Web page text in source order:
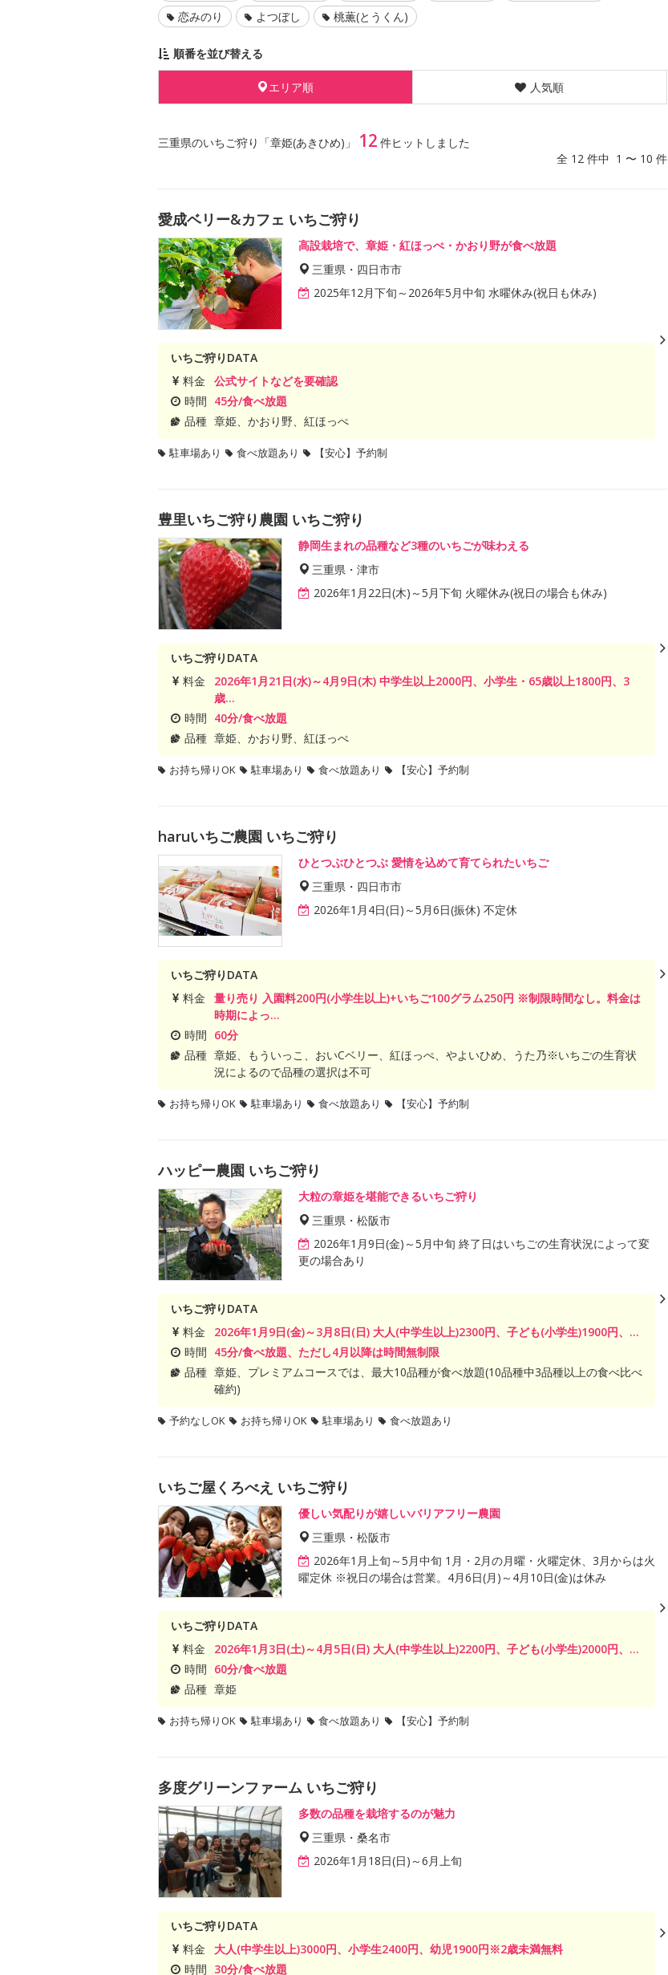
恋みのり
よつぼし 桃薫(とうくん)
順番を並び替える
エリア順 人気順
三重県のいちご狩り「章姫(あきひめ)」 12 件ヒットしました
全 12 件中 1 〜 10 件
愛成ベリー&カフェ いちご狩り
高設栽培で、章姫・紅ほっぺ・かおり野が食べ放題
三重県・四日市市
2025年12月下旬～2026年5月中旬 水曜休み(祝日も休み)
いちご狩りDATA
料金
公式サイトなどを要確認
時間 45分/食べ放題
品種 章姫、かおり野、紅ほっぺ
駐車場あり 食べ放題あり 【安心】予約制
豊里いちご狩り農園 いちご狩り
静岡生まれの品種など3種のいちごが味わえる
三重県・津市
2026年1月22日(木)～5月下旬 火曜休み(祝日の場合も休み)
いちご狩りDATA
料金
2026年1月21日(水)～4月9日(木) 中学生以上2000円、小学生・65歳以上1800円、3
歳...
時間 40分/食べ放題
品種 章姫、かおり野、紅ほっぺ
お持ち帰りOK 駐車場あり 食べ放題あり 【安心】予約制
haruいちご農園 いちご狩り
ひとつぶひとつぶ 愛情を込めて育てられたいちご
三重県・四日市市
2026年1月4日(日)～5月6日(振休) 不定休
いちご狩りDATA
料金
量り売り 入園料200円(小学生以上)+いちご100グラム250円 ※制限時間なし。料金は
時期によっ...
時間 60分
品種 章姫、もういっこ、おいCベリー、紅ほっぺ、やよいひめ、うた乃※いちごの生育状
況によるので品種の選択は不可
お持ち帰りOK 駐車場あり 食べ放題あり 【安心】予約制
ハッピー農園 いちご狩り
大粒の章姫を堪能できるいちご狩り
三重県・松阪市
2026年1月9日(金)～5月中旬 終了日はいちごの生育状況によって変
更の場合あり
いちご狩りDATA
料金
2026年1月9日(金)～3月8日(日) 大人(中学生以上)2300円、子ども(小学生)1900円、...
時間 45分/食べ放題、ただし4月以降は時間無制限
品種 章姫、プレミアムコースでは、最大10品種が食べ放題(10品種中3品種以上の食べ比べ
確約)
予約なしOK お持ち帰りOK 駐車場あり 食べ放題あり
いちご屋くろべえ いちご狩り
優しい気配りが嬉しいバリアフリー農園
三重県・松阪市
2026年1月上旬～5月中旬 1月・2月の月曜・火曜定休、3月からは火
曜定休 ※祝日の場合は営業。4月6日(月)～4月10日(金)は休み
いちご狩りDATA
料金
2026年1月3日(土)～4月5日(日) 大人(中学生以上)2200円、子ども(小学生)2000円、...
時間 60分/食べ放題
品種 章姫
お持ち帰りOK 駐車場あり 食べ放題あり 【安心】予約制
多度グリーンファーム いちご狩り
多数の品種を栽培するのが魅力
三重県・桑名市
2026年1月18日(日)～6月上旬
いちご狩りDATA
料金
大人(中学生以上)3000円、小学生2400円、幼児1900円※2歳未満無料
時間 30分/食べ放題